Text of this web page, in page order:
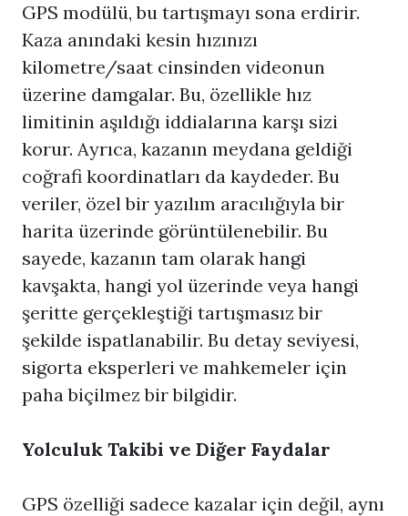
GPS modülü, bu tartışmayı sona erdirir.
Kaza anındaki kesin hızınızı
kilometre/saat cinsinden videonun
üzerine damgalar. Bu, özellikle hız
limitinin aşıldığı iddialarına karşı sizi
korur. Ayrıca, kazanın meydana geldiği
coğrafi koordinatları da kaydeder. Bu
veriler, özel bir yazılım aracılığıyla bir
harita üzerinde görüntülenebilir. Bu
sayede, kazanın tam olarak hangi
kavşakta, hangi yol üzerinde veya hangi
şeritte gerçekleştiği tartışmasız bir
şekilde ispatlanabilir. Bu detay seviyesi,
sigorta eksperleri ve mahkemeler için
paha biçilmez bir bilgidir.
Yolculuk Takibi ve Diğer Faydalar
GPS özelliği sadece kazalar için değil, aynı